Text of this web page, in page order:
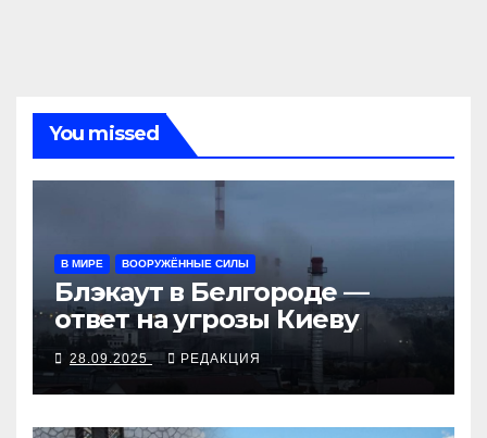
You missed
В МИРЕ ВООРУЖЁННЫЕ СИЛЫ
Блэкаут в Белгороде —
ответ на угрозы Киеву
28.09.2025 РЕДАКЦИЯ